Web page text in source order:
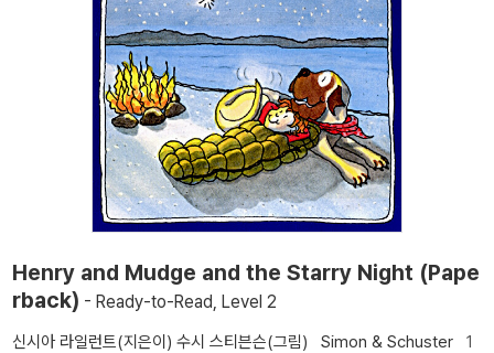
Henry and Mudge and the Starry Night (Pape
rback) - Ready-to-Read, Level 2
신시아 라일런트(지은이) 수시 스티븐슨(그림) Simon & Schuster 1